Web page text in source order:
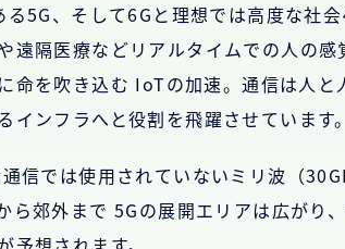
5G、そして6Gと理想では高度な社会
遠隔医療などリアルタイムでの人の
命を吹き込む IoTの加速。通信は人
ンフラへと役割を飛躍させています。
信では使用されていないミリ波（
ら郊外まで 5Gの展開エリアは広がり